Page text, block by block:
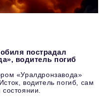
пострадал
водитель погиб
«Уралдронзавода»
водитель погиб, сам